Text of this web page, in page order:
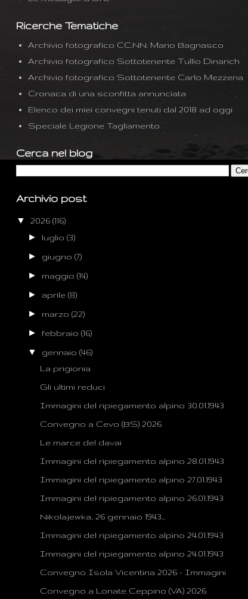
Ricerche Tematiche
Archivio fotografico CC.NN. Mario Bagnasco
Archivio fotografico Sottotenente Tullio Dinarich
Archivio fotografico Sottotenente Carlo Mezzena
Cronaca di una sconfitta annunciata
Elenco dei miei convegni tenuti dal 2018 ad oggi
Speciale Legione Tagliamento
Cerca nel blog
Archivio post
▼ 2026 (116)
► luglio(3)
► giugno(7)
► maggio(14)
► aprile(8)
► marzo(22)
►febbraio(16)
▼ gennaio(46)
La prigionia
Gli ultimi reduci
Immagini del ripiegamento alpino 30.01.1943
Convegno a Cevo (BS) 2026
Le marce del davai
Immagini del ripiegamento alpino 28.01.1943
Immagini del ripiegamento alpino 27.01.1943
Immagini del ripiegamento alpino 26.01.1943
Nikolajewka, 26 gennaio 1943...
Immagini del ripiegamento alpino 24.01.1943
Immagini del ripiegamento alpino 24.01.1943
Convegno Isola Vicentina 2026 - Immagini
Convegno a Lonate Ceppino (VA) 2026